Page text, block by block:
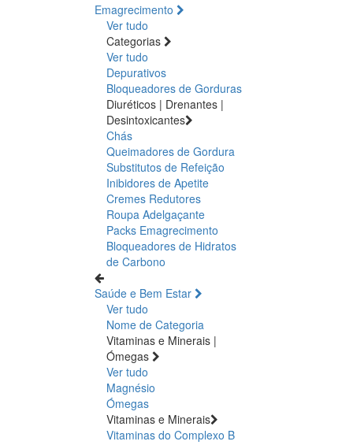
Emagrecimento
Ver tudo
Categorias
Ver tudo
Depurativos
Bloqueadores de Gorduras
Diuréticos | Drenantes |
Desintoxicantes
Chás
Queimadores de Gordura
Substitutos de Refeição
Inibidores de Apetite
Cremes Redutores
Roupa Adelgaçante
Packs Emagrecimento
Bloqueadores de Hidratos
de Carbono
Saúde e Bem Estar
Ver tudo
Nome de Categoria
Vitaminas e Minerais |
Ómegas
Ver tudo
Magnésio
Ómegas
Vitaminas e Minerais
Vitaminas do Complexo B